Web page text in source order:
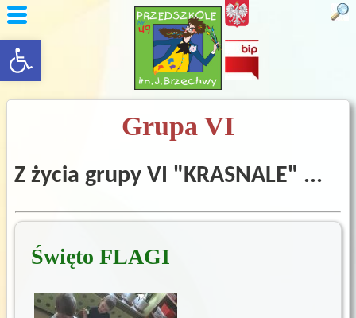
rozwiń/zwiń panel
Grupa VI
Z życia grupy VI "KRASNALE" ...
Święto FLAGI